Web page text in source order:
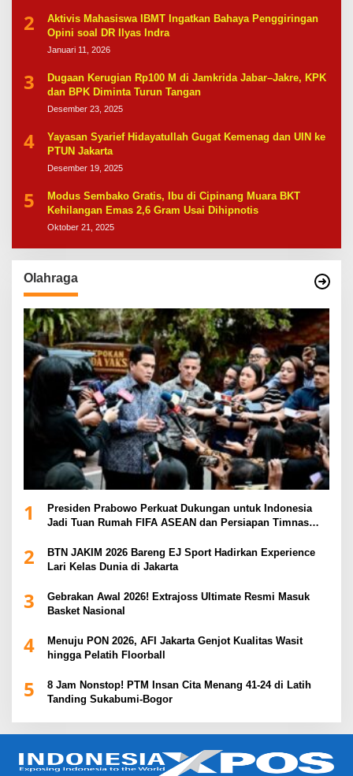
2
Aktivis Mahasiswa IBMT Ingatkan Bahaya Penggiringan
Opini soal DR Ilyas Indra
Januari 11, 2026
3
Dugaan Kerugian Rp100 M di Jamkrida Jabar–Jakre, KPK
dan BPK Diminta Turun Tangan
Desember 23, 2025
4
Yayasan Syarief Hidayatullah Gugat Kemenag dan UIN ke
PTUN Jakarta
Desember 19, 2025
5
Modus Sembako Gratis, Ibu di Cipinang Muara BKT
Kehilangan Emas 2,6 Gram Usai Dihipnotis
Oktober 21, 2025
Olahraga
1
Presiden Prabowo Perkuat Dukungan untuk Indonesia
Jadi Tuan Rumah FIFA ASEAN dan Persiapan Timnas
2
BTN JAKIM 2026 Bareng EJ Sport Hadirkan Experience
Lari Kelas Dunia di Jakarta
3
Gebrakan Awal 2026! Extrajoss Ultimate Resmi Masuk
Basket Nasional
4
Menuju PON 2026, AFI Jakarta Genjot Kualitas Wasit
hingga Pelatih Floorball
5
8 Jam Nonstop! PTM Insan Cita Menang 41-24 di Latih
Tanding Sukabumi-Bogor